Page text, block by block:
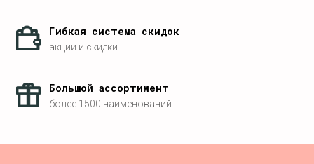
Гибкая система скидок
акции и скидки
Большой ассортимент
более 1500 наименований